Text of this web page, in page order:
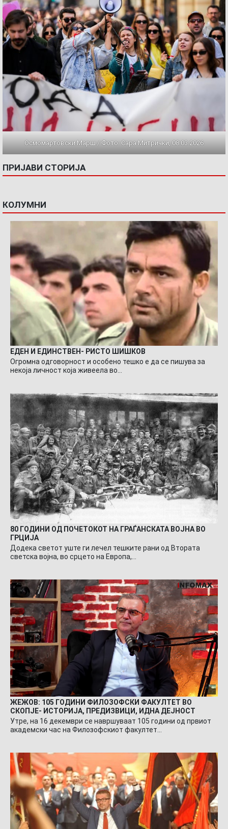
Осмомартовски Марш / Фото: Сара Митрички, 08.03.2026
ПРИЈАВИ СТОРИЈА
КОЛУМНИ
ЕДЕН И ЕДИНСТВЕН- РИСТО ШИШКОВ
Огромна одговорност и особено тешко е да се пишува за
некоја личност која живеела во…
80 ГОДИНИ ОД ПОЧЕТОКОТ НА ГРАЃАНСКАТА ВОЈНА ВО
ГРЦИЈА
Додека светот уште ги лечел тешките рани од Втората
светска војна, во срцето на Европа,…
ЖЕЖОВ: 105 ГОДИНИ ФИЛОЗОФСКИ ФАКУЛТЕТ ВО
СКОПЈЕ- ИСТОРИЈА, ПРЕДИЗВИЦИ, ИДНА ДЕЈНОСТ
Утре, на 16 декември се навршуваат 105 години од првиот
академски час на Филозофскиот факултет…